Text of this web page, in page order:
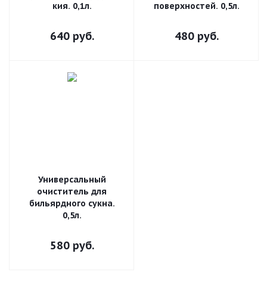
кия. 0,1л.
640руб.
поверхностей. 0,5л.
480руб.
Универсальный
очиститель для
бильярдного сукна.
0,5л.
580руб.